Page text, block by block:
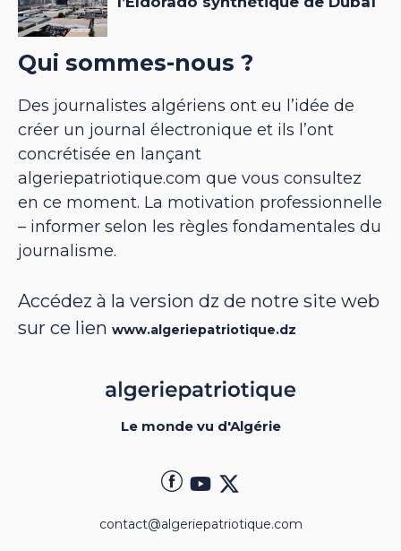
Qui sommes-nous ?
Des journalistes algériens ont eu l’idée de
créer un journal électronique et ils l’ont
concrétisée en lançant
algeriepatriotique.com que vous consultez
en ce moment. La motivation professionnelle
– informer selon les règles fondamentales du
journalisme.
Accédez à la version dz de notre site web
sur ce lien www.algeriepatriotique.dz
Le monde vu d'Algérie
contact@algeriepatriotique.com